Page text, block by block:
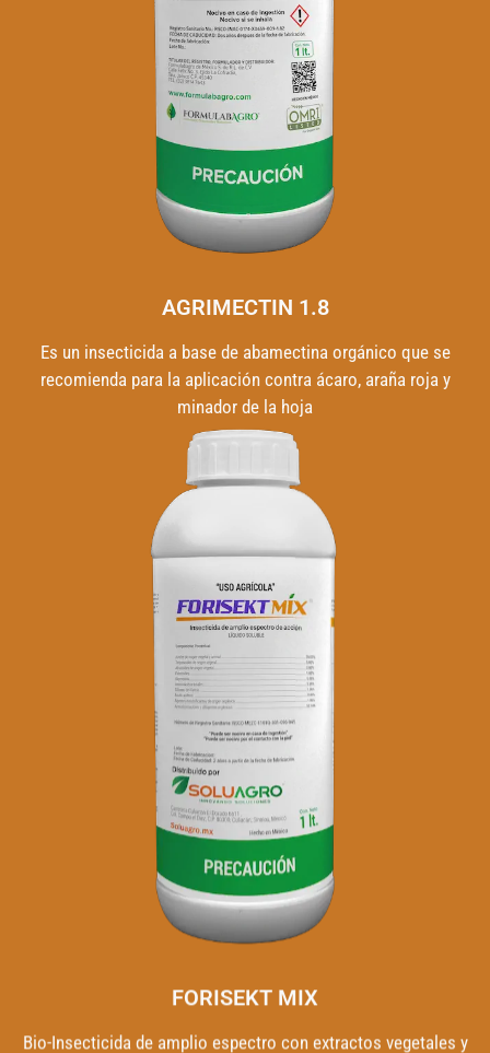
AGRIMECTIN 1.8
Es un insecticida a base de abamectina orgánico que se
recomienda para la aplicación contra ácaro, araña roja y
minador de la hoja
FORISEKT MIX
Bio-Insecticida de amplio espectro con extractos vegetales y